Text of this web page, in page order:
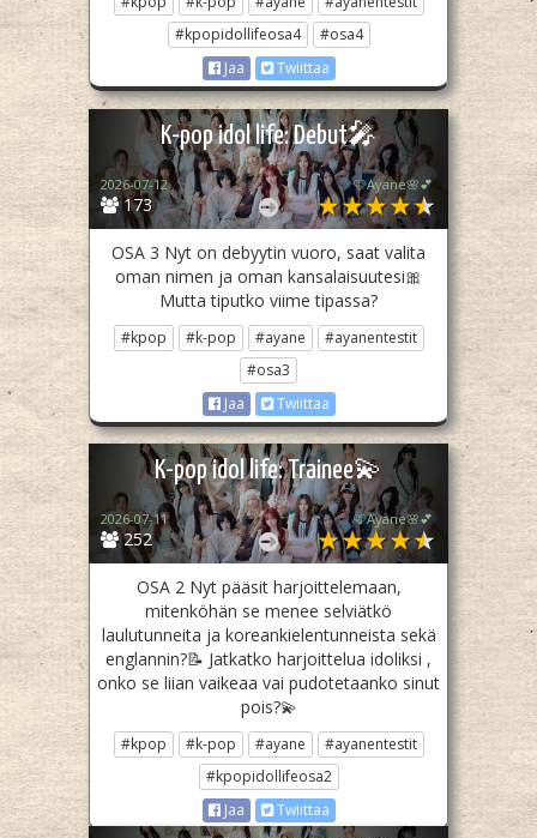
#kpopidollifeosa4
#osa4
Jaa
Twiittaa
K-pop idol life: Debut🎤
173
2026-07-12 🩷Ayane🌸💕
OSA 3 Nyt on debyytin vuoro, saat valita
oman nimen ja oman kansalaisuutesi🎀
Mutta tiputko viime tipassa?
#kpop #k-pop #ayane
#ayanentestit
#osa3
Jaa
Twiittaa
K-pop idol life: Trainee💫
252
2026-07-11 🩷Ayane🌸💕
OSA 2 Nyt pääsit harjoittelemaan,
mitenköhän se menee selviätkö
laulutunneita ja koreankielentunneista sekä
englannin?📝 Jatkatko harjoittelua idoliksi ,
onko se liian vaikeaa vai pudotetaanko sinut
pois?💫
#kpop #k-pop #ayane
#ayanentestit
#kpopidollifeosa2
Jaa
Twiittaa